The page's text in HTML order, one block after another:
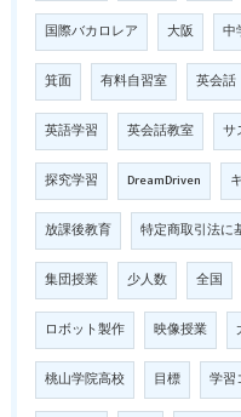
国際バカロレア 大阪 中
箕面 有料自習室 英会話
英語学習 英会話教室 サ
探究学習 DreamDriven
放課後教育 特定商取引法に
集団授業 少人数 全国
ロボット製作 映像授業
桃山学院高校 目標 学習